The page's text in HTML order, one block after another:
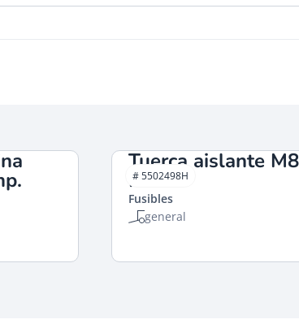
Tuerca aislante M8
HACO
Fusibles
general
# 5502498H